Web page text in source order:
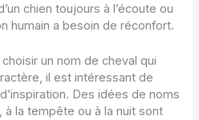
chien toujours à l’écoute ou
humain a besoin de réconfort.
un nom de cheval qui
il est intéressant de
Des idées de noms
la tempête ou à la nuit sont